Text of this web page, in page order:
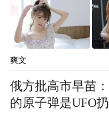
爽文
俄方批高市早苗
的原子弹是UFO